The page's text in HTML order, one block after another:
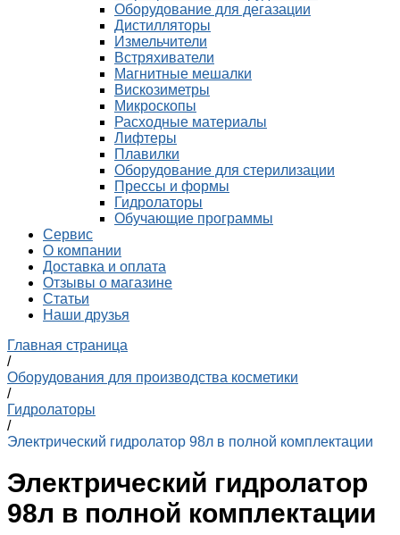
Оборудование для дегазации
Дистилляторы
Измельчители
Встряхиватели
Магнитные мешалки
Вискозиметры
Микроскопы
Расходные материалы
Лифтеры
Плавилки
Оборудование для стерилизации
Прессы и формы
Гидролаторы
Обучающие программы
Сервис
О компании
Доставка и оплата
Отзывы о магазине
Статьи
Наши друзья
Главная страница
/
Оборудования для производства косметики
/
Гидролаторы
/
Электрический гидролатор 98л в полной комплектации
Электрический гидролатор
98л в полной комплектации